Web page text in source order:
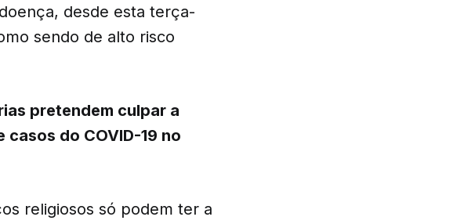
desde esta terça-
sendo de alto risco
pretendem culpar a
do COVID-19 no
religiosos só podem ter a